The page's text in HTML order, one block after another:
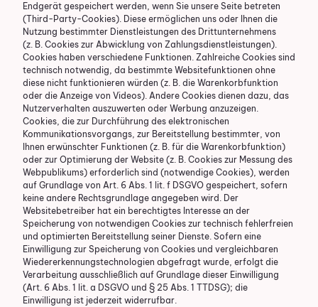
Endgerät gespeichert werden, wenn Sie unsere Seite betreten
(Third-Party-Cookies). Diese ermöglichen uns oder Ihnen die
Nutzung bestimmter Dienstleistungen des Drittunternehmens
(z. B. Cookies zur Abwicklung von Zahlungsdienstleistungen).
Cookies haben verschiedene Funktionen. Zahlreiche Cookies sind
technisch notwendig, da bestimmte Websitefunktionen ohne
diese nicht funktionieren würden (z. B. die Warenkorbfunktion
oder die Anzeige von Videos). Andere Cookies dienen dazu, das
Nutzerverhalten auszuwerten oder Werbung anzuzeigen.
Cookies, die zur Durchführung des elektronischen
Kommunikationsvorgangs, zur Bereitstellung bestimmter, von
Ihnen erwünschter Funktionen (z. B. für die Warenkorbfunktion)
oder zur Optimierung der Website (z. B. Cookies zur Messung des
Webpublikums) erforderlich sind (notwendige Cookies), werden
auf Grundlage von Art. 6 Abs. 1 lit. f DSGVO gespeichert, sofern
keine andere Rechtsgrundlage angegeben wird. Der
Websitebetreiber hat ein berechtigtes Interesse an der
Speicherung von notwendigen Cookies zur technisch fehlerfreien
und optimierten Bereitstellung seiner Dienste. Sofern eine
Einwilligung zur Speicherung von Cookies und vergleichbaren
Wiedererkennungstechnologien abgefragt wurde, erfolgt die
Verarbeitung ausschließlich auf Grundlage dieser Einwilligung
(Art. 6 Abs. 1 lit. a DSGVO und § 25 Abs. 1 TTDSG); die
Einwilligung ist jederzeit widerrufbar.